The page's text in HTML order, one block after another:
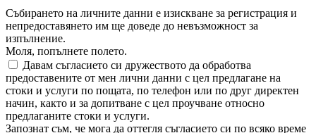
Събирането на личните данни е изискване за регистрация и
непредоставянето им ще доведе до невъзможност за
изпълнение.
Моля, попълнете полето.
Давам съгласието си дружеството да обработва
предоставените от мен лични данни с цел предлагане на
стоки и услуги по пощата, по телефон или по друг директен
начин, както и за допитване с цел проучване относно
предлаганите стоки и услуги.
Запознат съм, че мога да оттегля съгласието си по всяко време